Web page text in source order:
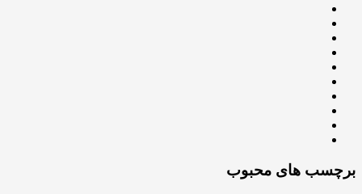
برچسب های محبوب